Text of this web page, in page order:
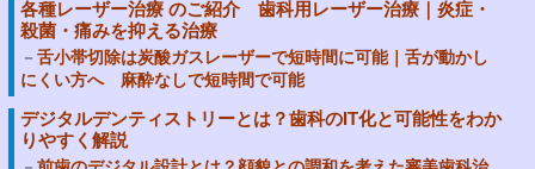
各種レーザー治療 のご紹介 歯科用レーザー治療｜炎症・
殺菌・痛みを抑える治療
舌小帯切除は炭酸ガスレーザーで短時間に可能｜舌が動かし
にくい方へ 麻酔なしで短時間で可能
デジタルデンティストリーとは？歯科のIT化と可能性をわか
りやすく解説